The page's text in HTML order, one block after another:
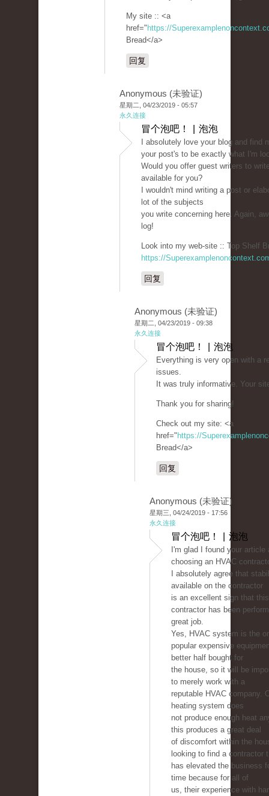
My site :: <a
href=" https://
Bread</a>
回复
Anonymous (未验证)
星期二, 04/23/2019 - 05:57
永久连接
冒个泡吧！ | 泡泡
I absolutely love your blog and find
your post's to be exactly what I'm
Would you offer guest writers to
available for you?
I wouldn't mind writing a post or
lot of the subjects
you write concerning here. Again,
log!
Look into my web-site :: Top Shelf
https://
回复
Anonymous (未验证)
星期二, 04/23/2019 - 09:38
永久连接
冒个泡吧！ | 泡泡
Everything is very open with a
issues.
It was truly informative. Your
Thank you for sharing!
Check out my site: <a
href=" https://
Bread</a>
回复
Anonymous (未验证)
星期三, 04/24/2019 - 17:56
永久连接
冒个泡吧！ | 泡泡
I'm glad I found your article
choosing an HVAC
I absolutely agree that
available on the contractor
is an excellent sign that this
contractor has been
great job.
Yes, HVAC system is the
popular expensive
better half bought for
the house, so it will be
to merely work with a
reputable HVAC company.
heating system does
not produce enough heat
this produces a great deal
of discomfort within the
looking to find a contractor
has elevated the business
time because for all of
us, their experience with